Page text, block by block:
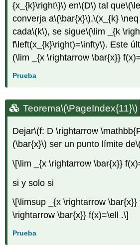
{x_{k}\right\}\) en\(D\) tal que
converja a\(\bar{x}\),\(x_{k}
cada\(k\), se sigue\(\lim _{k
f\left(x_{k}\right)=\infty\). Este
(\lim _{x \rightarrow \bar{x}}
Prueba
Teorema\(\PageIndex{11}\)
Dejar\(f: D \rightarrow
(\bar{x}\) ser un punto límite de
\[\lim _{x \rightarrow \bar{x}}
si y solo si
\[\limsup _{x \rightarrow
\rightarrow \bar{x}} f(x)=\ell .\]
Prueba